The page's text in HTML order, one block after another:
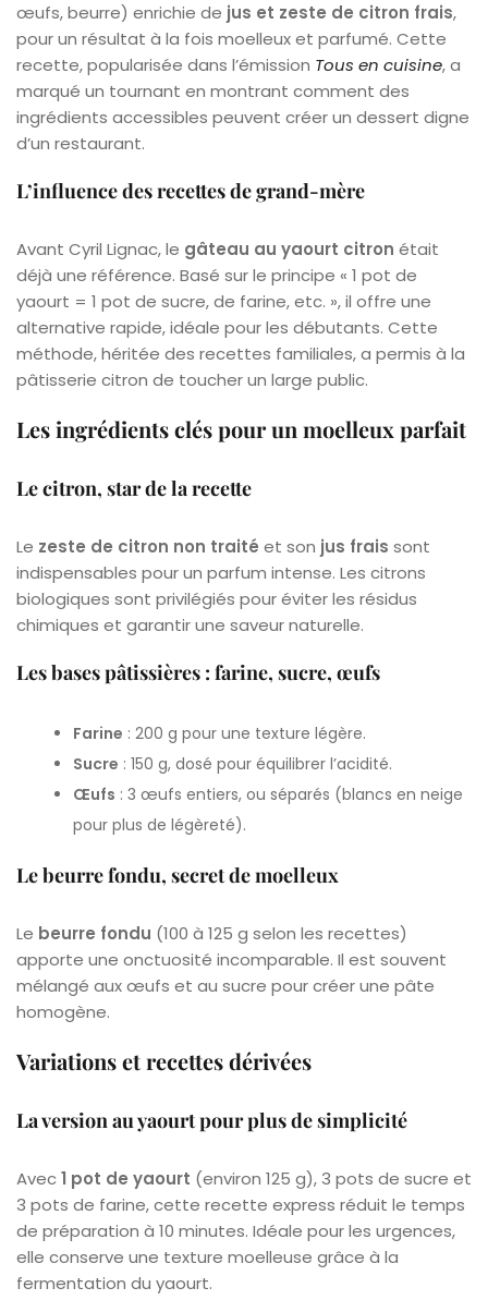
œufs, beurre) enrichie de jus et zeste de citron frais,
pour un résultat à la fois moelleux et parfumé. Cette
recette, popularisée dans l’émission Tous en cuisine, a
marqué un tournant en montrant comment des
ingrédients accessibles peuvent créer un dessert digne
d’un restaurant.
L’influence des recettes de grand-mère
Avant Cyril Lignac, le gâteau au yaourt citron était
déjà une référence. Basé sur le principe « 1 pot de
yaourt = 1 pot de sucre, de farine, etc. », il offre une
alternative rapide, idéale pour les débutants. Cette
méthode, héritée des recettes familiales, a permis à la
pâtisserie citron de toucher un large public.
Les ingrédients clés pour un moelleux parfait
Le citron, star de la recette
Le zeste de citron non traité et son jus frais sont
indispensables pour un parfum intense. Les citrons
biologiques sont privilégiés pour éviter les résidus
chimiques et garantir une saveur naturelle.
Les bases pâtissières : farine, sucre, œufs
Farine : 200 g pour une texture légère.
Sucre : 150 g, dosé pour équilibrer l’acidité.
Œufs : 3 œufs entiers, ou séparés (blancs en neige
pour plus de légèreté).
Le beurre fondu, secret de moelleux
Le beurre fondu (100 à 125 g selon les recettes)
apporte une onctuosité incomparable. Il est souvent
mélangé aux œufs et au sucre pour créer une pâte
homogène.
Variations et recettes dérivées
La version au yaourt pour plus de simplicité
Avec1 pot de yaourt (environ 125 g), 3 pots de sucre et
3 pots de farine, cette recette express réduit le temps
de préparation à 10 minutes. Idéale pour les urgences,
elle conserve une texture moelleuse grâce à la
fermentation du yaourt.